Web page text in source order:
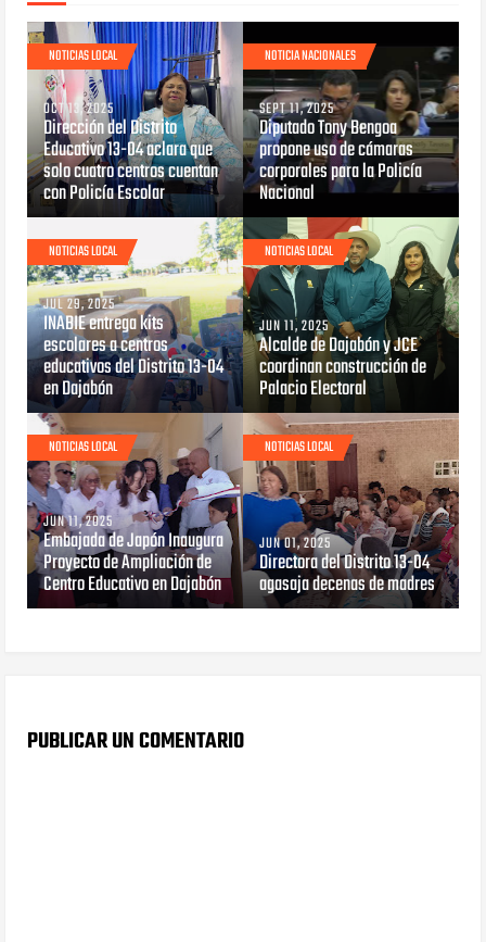
NOTICIAS LOCAL
OCT 13, 2025
Dirección del Distrito
Educativo 13-04 aclara que
solo cuatro centros cuentan
con Policía Escolar
NOTICIA NACIONALES
SEPT 11, 2025
Diputado Tony Bengoa
propone uso de cámaras
corporales para la Policía
Nacional
NOTICIAS LOCAL
JUL 29, 2025
INABIE entrega kits
escolares a centros
educativos del Distrito 13-04
en Dajabón
NOTICIAS LOCAL
JUN 11, 2025
Alcalde de Dajabón y JCE
coordinan construcción de
Palacio Electoral
NOTICIAS LOCAL
JUN 11, 2025
Embajada de Japón Inaugura
Proyecto de Ampliación de
Centro Educativo en Dajabón
NOTICIAS LOCAL
JUN 01, 2025
Directora del Distrito 13-04
agasaja decenas de madres
PUBLICAR UN COMENTARIO